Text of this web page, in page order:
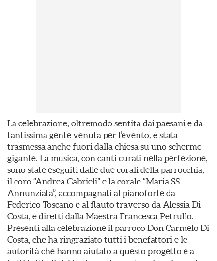
La celebrazione, oltremodo sentita dai paesani e da
tantissima gente venuta per l’evento, è stata
trasmessa anche fuori dalla chiesa su uno schermo
gigante. La musica, con canti curati nella perfezione,
sono state eseguiti dalle due corali della parrocchia,
il coro “Andrea Gabrieli” e la corale “Maria SS.
Annunziata”, accompagnati al pianoforte da
Federico Toscano e al flauto traverso da Alessia Di
Costa, e diretti dalla Maestra Francesca Petrullo.
Presenti alla celebrazione il parroco Don Carmelo Di
Costa, che ha ringraziato tutti i benefattori e le
autorità che hanno aiutato a questo progetto e a